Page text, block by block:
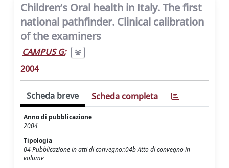
Children’s Oral health in Italy. The first
national pathfinder. Clinical calibration
of the examiners
CAMPUS G;
2004
Scheda breve Scheda completa
Anno di pubblicazione
2004
Tipologia
04 Pubblicazione in atti di convegno::04b Atto di convegno in
volume